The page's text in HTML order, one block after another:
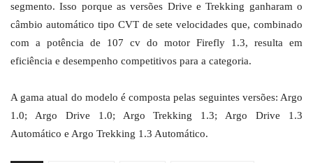
segmento. Isso porque as versões Drive e Trekking ganharam o
câmbio automático tipo CVT de sete velocidades que, combinado
com a potência de 107 cv do motor Firefly 1.3, resulta em
eficiência e desempenho competitivos para a categoria.
A gama atual do modelo é composta pelas seguintes versões: Argo
1.0; Argo Drive 1.0; Argo Trekking 1.3; Argo Drive 1.3
Automático e Argo Trekking 1.3 Automático.